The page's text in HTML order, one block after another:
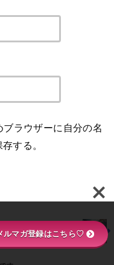
ラウザーに自分の名
する。
に深く触れて生きていきたい
ルマガ登録はこちら♡